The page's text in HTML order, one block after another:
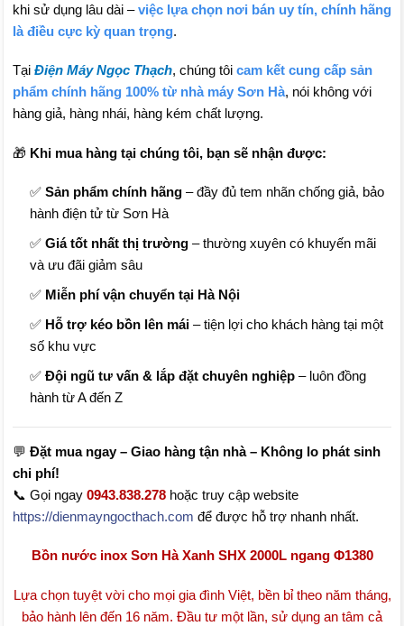
khi sử dụng lâu dài –việc lựa chọn nơi bán uy tín, chính hãng
là điều cực kỳ quan trọng.
Tại Điện Máy Ngọc Thạch, chúng tôi cam kết cung cấp sản
phẩm chính hãng 100% từ nhà máy Sơn Hà, nói không với
hàng giả, hàng nhái, hàng kém chất lượng.
🎁 Khi mua hàng tại chúng tôi, bạn sẽ nhận được:
✅Sản phẩm chính hãng – đầy đủ tem nhãn chống giả, bảo
hành điện tử từ Sơn Hà
✅Giá tốt nhất thị trường – thường xuyên có khuyến mãi
và ưu đãi giảm sâu
✅ Miễn phí vận chuyển tại Hà Nội
✅ Hỗ trợ kéo bồn lên mái – tiện lợi cho khách hàng tại một
số khu vực
✅Đội ngũ tư vấn & lắp đặt chuyên nghiệp – luôn đồng
hành từ A đến Z
💬 Đặt mua ngay – Giao hàng tận nhà – Không lo phát sinh
chi phí!
📞 Gọi ngay 0943.838.278hoặc truy cập website
https://dienmayngocthach.com để được hỗ trợ nhanh nhất.
Bồn nước inox Sơn Hà Xanh SHX 2000L ngang Φ1380
Lựa chọn tuyệt vời cho mọi gia đình Việt, bền bỉ theo năm tháng,
bảo hành lên đến 16 năm. Đầu tư một lần, sử dụng an tâm cả